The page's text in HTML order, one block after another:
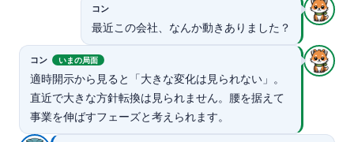
コン
最近この会社、なんか動きありました？
コン いまの局面
適時開示から見ると「大きな変化は見られない」。
直近で大きな方針転換は見られません。腰を据えて
事業を伸ばすフェーズと考えられます。